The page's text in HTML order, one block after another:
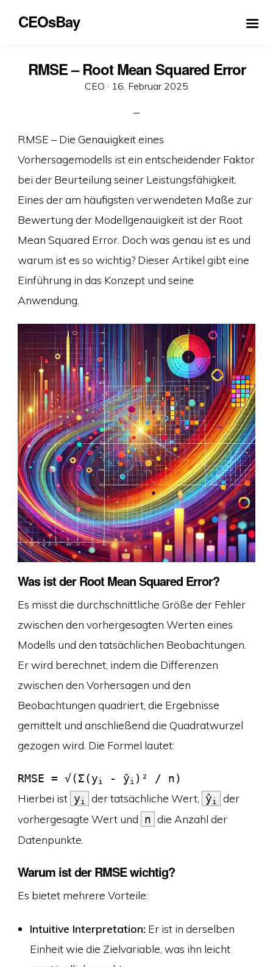
CEOsBay
RMSE – Root Mean Squared Error
CEO · Veröffentlicht
16. Februar 2025
RMSE – Die Genauigkeit eines
Vorhersagemodells ist ein entscheidender Faktor
bei der Beurteilung seiner Leistungsfähigkeit.
Eines der am häufigsten verwendeten Maße zur
Bewertung der Modellgenauigkeit ist der Root
Mean Squared Error. Doch was genau ist es und
warum ist es so wichtig? Dieser Artikel gibt eine
Einführung in das Konzept und seine
Anwendung.
Was ist der Root Mean Squared Error?
Es misst die durchschnittliche Größe der Fehler
zwischen den vorhergesagten Werten eines
Modells und den tatsächlichen Beobachtungen.
Er wird berechnet, indem die Differenzen
zwischen den Vorhersagen und den
Beobachtungen quadriert, die Ergebnisse
gemittelt und anschließend die Quadratwurzel
gezogen wird. Die Formel lautet:
RMSE = √(Σ(yi - ŷi )² / n)
Hierbei ist yi der tatsächliche Wert, ŷi
der
vorhergesagte Wert und n die Anzahl der
Datenpunkte.
Warum ist der RMSE wichtig?
Es bietet mehrere Vorteile:
Intuitive Interpretation: Er ist in derselben
Einheit wie die Zielvariable, was ihn leicht